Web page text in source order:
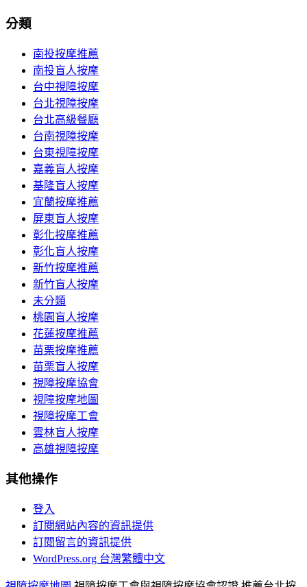
分類
南投按摩推薦
南投盲人按摩
台中視障按摩
台北視障按摩
台北高級餐廳
台南視障按摩
台東視障按摩
嘉義盲人按摩
基隆盲人按摩
宜蘭按摩推薦
屏東盲人按摩
彰化按摩推薦
彰化盲人按摩
新竹按摩推薦
新竹盲人按摩
未分類
桃園盲人按摩
花蓮按摩推薦
苗栗按摩推薦
苗栗盲人按摩
視障按摩協會
視障按摩地圖
視障按摩工會
雲林盲人按摩
高雄視障按摩
其他操作
登入
訂閱網站內容的資訊提供
訂閱留言的資訊提供
WordPress.org 台灣繁體中文